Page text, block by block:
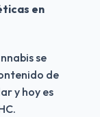
en
se
de